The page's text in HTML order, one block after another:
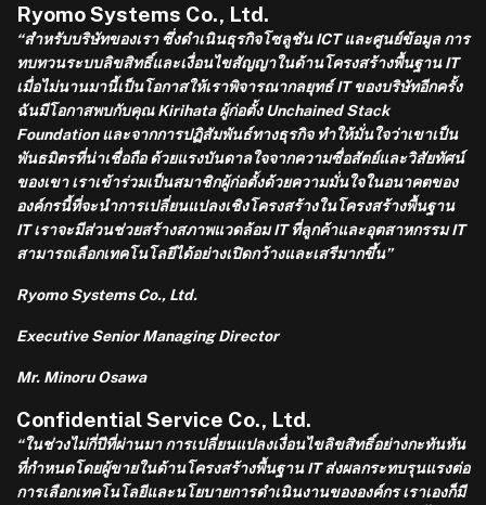
Ryomo Systems Co., Ltd.
“สำหรับบริษัทของเรา ซึ่งดำเนินธุรกิจโซลูชัน ICT และศูนย์ข้อมูล การ
ทบทวนระบบลิขสิทธิ์และเงื่อนไขสัญญาในด้านโครงสร้างพื้นฐาน IT
เมื่อไม่นานมานี้เป็นโอกาสให้เราพิจารณากลยุทธ์ IT ของบริษัทอีกครั้ง
ฉันมีโอกาสพบกับคุณ Kirihata ผู้ก่อตั้ง Unchained Stack
Foundation และจากการปฏิสัมพันธ์ทางธุรกิจ ทำให้มั่นใจว่าเขาเป็น
พันธมิตรที่น่าเชื่อถือ ด้วยแรงบันดาลใจจากความซื่อสัตย์และวิสัยทัศน์
ของเขา เราเข้าร่วมเป็นสมาชิกผู้ก่อตั้งด้วยความมั่นใจในอนาคตของ
องค์กรนี้ที่จะนำการเปลี่ยนแปลงเชิงโครงสร้างในโครงสร้างพื้นฐาน
IT เราจะมีส่วนช่วยสร้างสภาพแวดล้อม IT ที่ลูกค้าและอุตสาหกรรม IT
สามารถเลือกเทคโนโลยีได้อย่างเปิดกว้างและเสรีมากขึ้น”
Ryomo Systems Co., Ltd.
Executive Senior Managing Director
Mr. Minoru Osawa
Confidential Service Co., Ltd.
“ในช่วงไม่กี่ปีที่ผ่านมา การเปลี่ยนแปลงเงื่อนไขลิขสิทธิ์อย่างกะทันหัน
ที่กำหนดโดยผู้ขายในด้านโครงสร้างพื้นฐาน IT ส่งผลกระทบรุนแรงต่อ
การเลือกเทคโนโลยีและนโยบายการดำเนินงานขององค์กร เราเองก็มี